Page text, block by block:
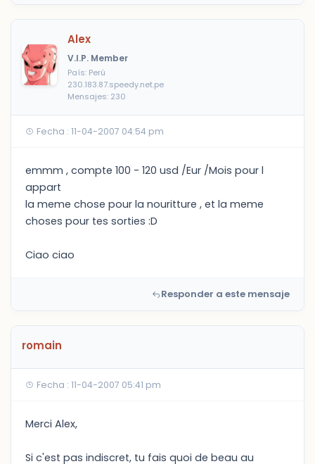
Alex
V.I.P. Member
País: Perú
230.183.87.speedy.net.pe
Mensajes: 230
Fecha : 11-04-2007 04:54 pm
emmm , compte 100 - 120 usd /Eur /Mois pour l
appart
la meme chose pour la nouritture , et la meme
choses pour tes sorties :D
Ciao ciao
Responder a este mensaje
romain
Fecha : 11-04-2007 05:41 pm
Merci Alex,
Si c'est pas indiscret, tu fais quoi de beau au